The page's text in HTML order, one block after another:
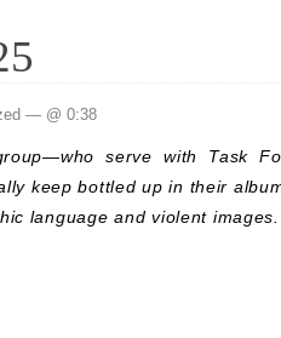
— @ 0:38
serve with Task
keep bottled up in their
language and violent images.